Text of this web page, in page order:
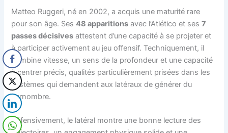
Matteo Ruggeri, né en 2002, a acquis une maturité rare
pour son âge. Ses48 apparitions avec l’Atlético et ses7
passes décisives attestent d’une capacité à se projeter et
à participer activement au jeu offensif. Techniquement, il
combine vitesse, un sens de la profondeur et une capacité
à centrer précis, qualités particulièrement prisées dans les
systèmes qui demandent aux latéraux de générer du
surnombre.
Défensivement, le latéral montre une bonne lecture des